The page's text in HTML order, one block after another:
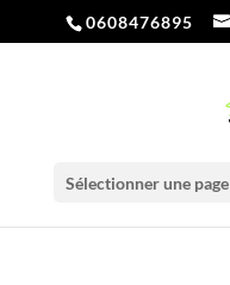
0608476895
Sélectionner une page